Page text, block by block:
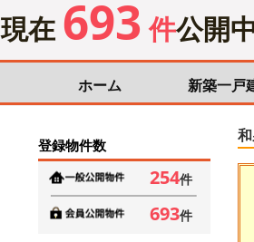
現在 693 件公開
ホーム 新築一戸
登録物件数
254件
693件